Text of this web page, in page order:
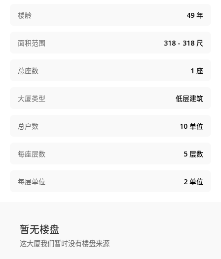
楼龄 49 年
面积范围 318 - 318 尺
总座数 1 座
大厦类型 低层建筑
总户数 10 单位
每座层数 5 层数
每层单位 2 单位
暂无楼盘
这大厦我们暂时没有楼盘来源